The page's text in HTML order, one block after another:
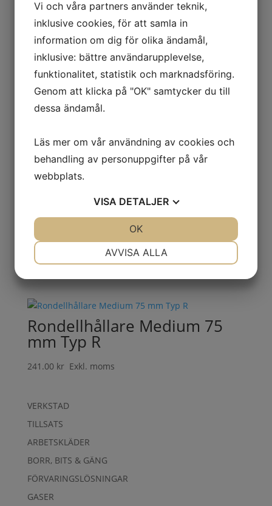
Relaterade produkter
Hård 50 mm Typ R
210.00 Exkl. moms
Rondellhållare medium 50
mm Typ S
198.00krExkl. moms
Rondellhållare Medium 75
mm Typ R
241.00 krExkl. moms
VERKSTAD
TILLSATS
ARBETSKLÄDER
BORR, BITS & GÄNG
FÖRVARINGSLÖSNINGAR
GASER
Vi och våra partners använder teknik,
inklusive cookies, för att samla in
information om dig för olika ändamål,
inklusive: bättre användarupplevelse,
funktionalitet, statistik och marknadsföring.
Genom att klicka på "OK" samtycker du till
dessa ändamål.
Läs mer om vår användning av cookies och
behandling av personuppgifter på vår
webbplats.
VISA DETALJER
AVVISA ALLA
OK